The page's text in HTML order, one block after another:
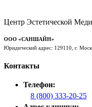
Центр Эстетической
ООО «САНШАЙН»
Юридический адрес: 129110, г.
Контакты
Телефон:
8 (800) 333-20-25